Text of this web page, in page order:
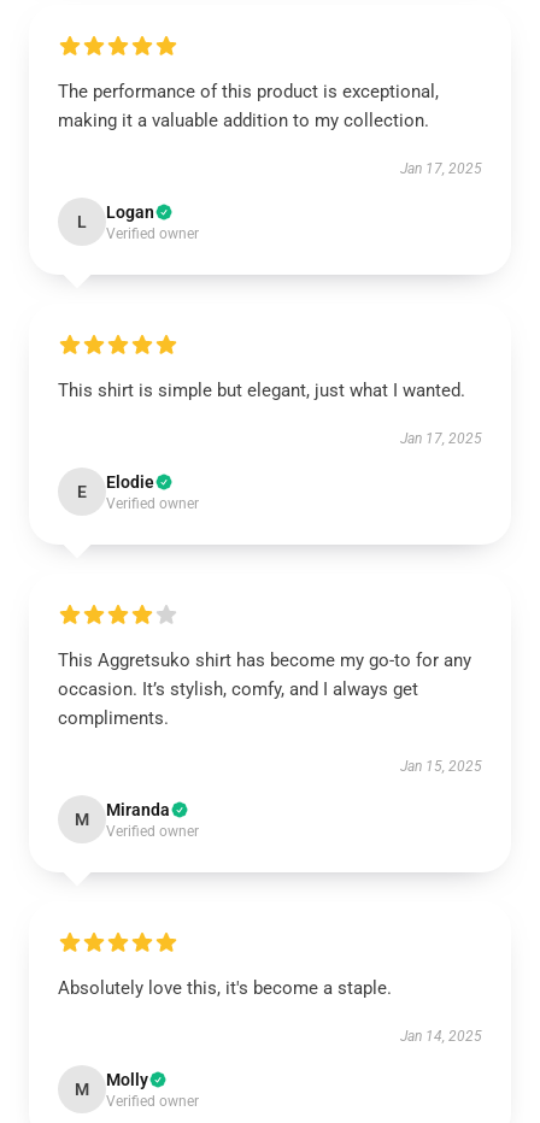
The performance of this product is exceptional,
making it a valuable addition to my collection.
Jan 17, 2025
L Logan
Verified owner
This shirt is simple but elegant, just what I wanted.
Jan 17, 2025
E Elodie
Verified owner
This Aggretsuko shirt has become my go-to for any
occasion. It’s stylish, comfy, and I always get
compliments.
Jan 15, 2025
M Miranda
Verified owner
Absolutely love this, it's become a staple.
Jan 14, 2025
M Molly
Verified owner